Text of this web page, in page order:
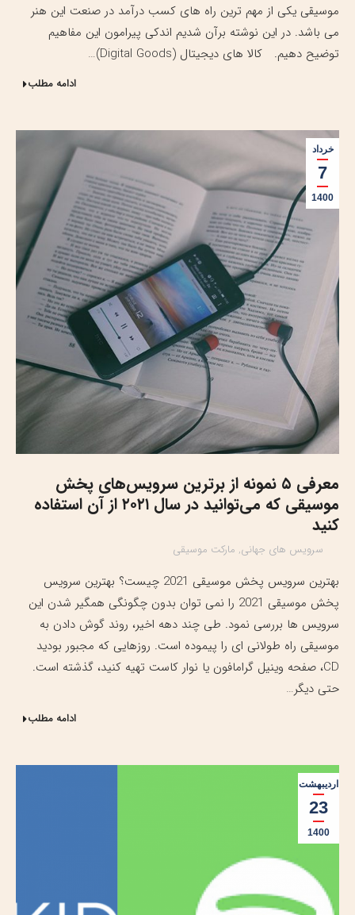
موسیقی یکی از مهم ترین راه های کسب درآمد در صنعت این هنر
می باشد. در این نوشته برآن شدیم اندکی پیرامون این مفاهیم
توضیح دهیم. کالا های دیجیتال (Digital Goods)…
ادامه مطلب
خرداد
7
1400
معرفی ۵ نمونه از برترین سرویس‌های پخش
موسیقی که می‌توانید در سال ۲۰۲۱ از آن استفاده
کنید
سرویس های جهانی, مارکت موسیقی
بهترین سرویس پخش موسیقی 2021 چیست؟ بهترین سرویس
پخش موسیقی 2021 را نمی توان بدون چگونگی همگیر شدن این
سرویس ها بررسی نمود. طی چند دهه اخیر، روند گوش دادن به
موسیقی راه طولانی ای را پیموده است. روزهایی که مجبور بودید
CD، صفحه وینیل گرامافون یا نوار کاست تهیه کنید، گذشته است.
حتی دیگر…
ادامه مطلب
اردیبهشت
23
1400